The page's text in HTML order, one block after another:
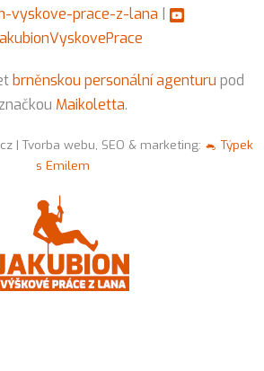
vyskove-prace-z-lana
brněnskou personální agenturu pod
značkou Maikoletta.
| Tvorba webu, SEO & marketing: 🐁 Týpek
s Emilem